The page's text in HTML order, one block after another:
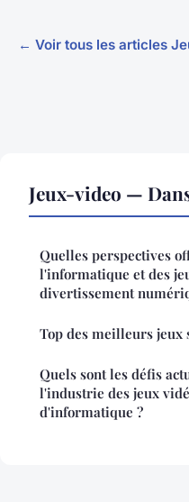
← Voir tous les articles
Jeux-video —
Quelles perspectives
l'informatique et des
divertissement
Top des meilleurs jeux
Quels sont les défis
l'industrie des jeux
d'informatique ?